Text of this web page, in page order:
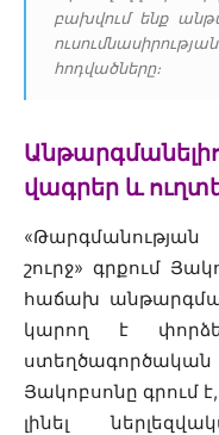
բախվում ենք
հոդվածները։
վագրեր և
շուրջ» գրքում
հաճախ
կարող է
Յակոբսոնը գրում
լինել